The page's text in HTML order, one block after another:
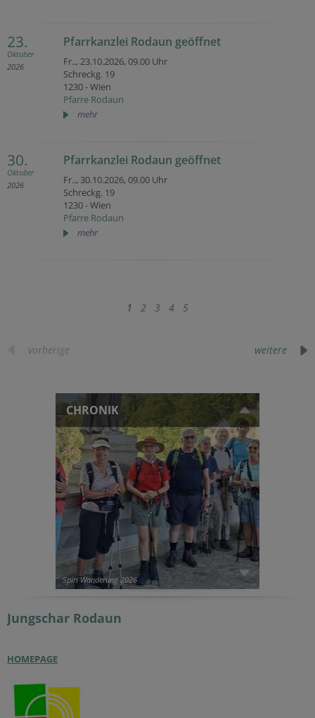
23.
Oktober
2026
Pfarrkanzlei Rodaun geöffnet
Fr.., 23.10.2026,09.00 Uhr
Schreckg. 19
1230 - Wien
Pfarre Rodaun
mehr
30.
Oktober
2026
Pfarrkanzlei Rodaun geöffnet
Fr.., 30.10.2026,09.00 Uhr
Schreckg. 19
1230 - Wien
Pfarre Rodaun
mehr
1 2 3 4 5
vorherige weitere
CHRONIK
Spiri Wanderung 2026
Jungschar Rodaun
HOMEPAGE